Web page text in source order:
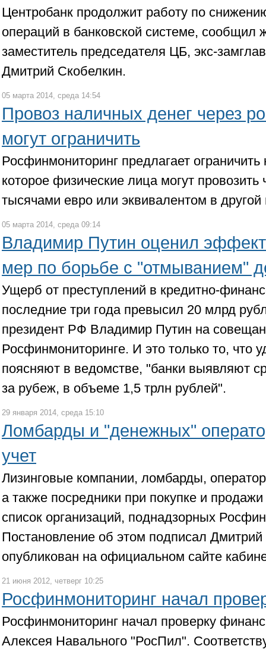
Центробанк продолжит работу по
операций в банковской системе, сообщил
заместитель председателя ЦБ, экс-
Дмитрий Скобелкин.
05 марта 2014, среда 14:54
Провоз наличных денег через
могут ограничить
Росфинмониторинг предлагает
которое физические лица могут провозить
тысячами евро или эквивалентом в
05 марта 2014, среда 09:14
Владимир Путин оценил
мер по борьбе с "отмыванием"
Ущерб от преступлений в кредитно-
последние три года превысил 20 млрд
президент РФ Владимир Путин на
Росфинмониторинге. И это только то, что
поясняют в ведомстве, "банки выявляют
за рубеж, в объеме 1,5 трлн рублей".
29 января 2014, среда 15:10
Ломбарды и "денежных"
учет
Лизинговые компании, ломбарды,
а также посредники при покупке и
список организаций, поднадзорных
Постановление об этом подписал
опубликован на официальном сайте
21 июня 2012, четверг 10:25
Росфинмониторинг начал
Росфинмониторинг начал проверку
Алексея Навального "РосПил".